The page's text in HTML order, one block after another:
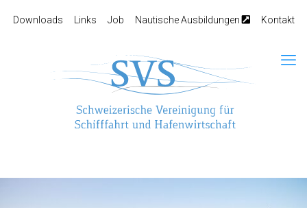
Downloads Links Job Nautische Ausbildungen Kontakt